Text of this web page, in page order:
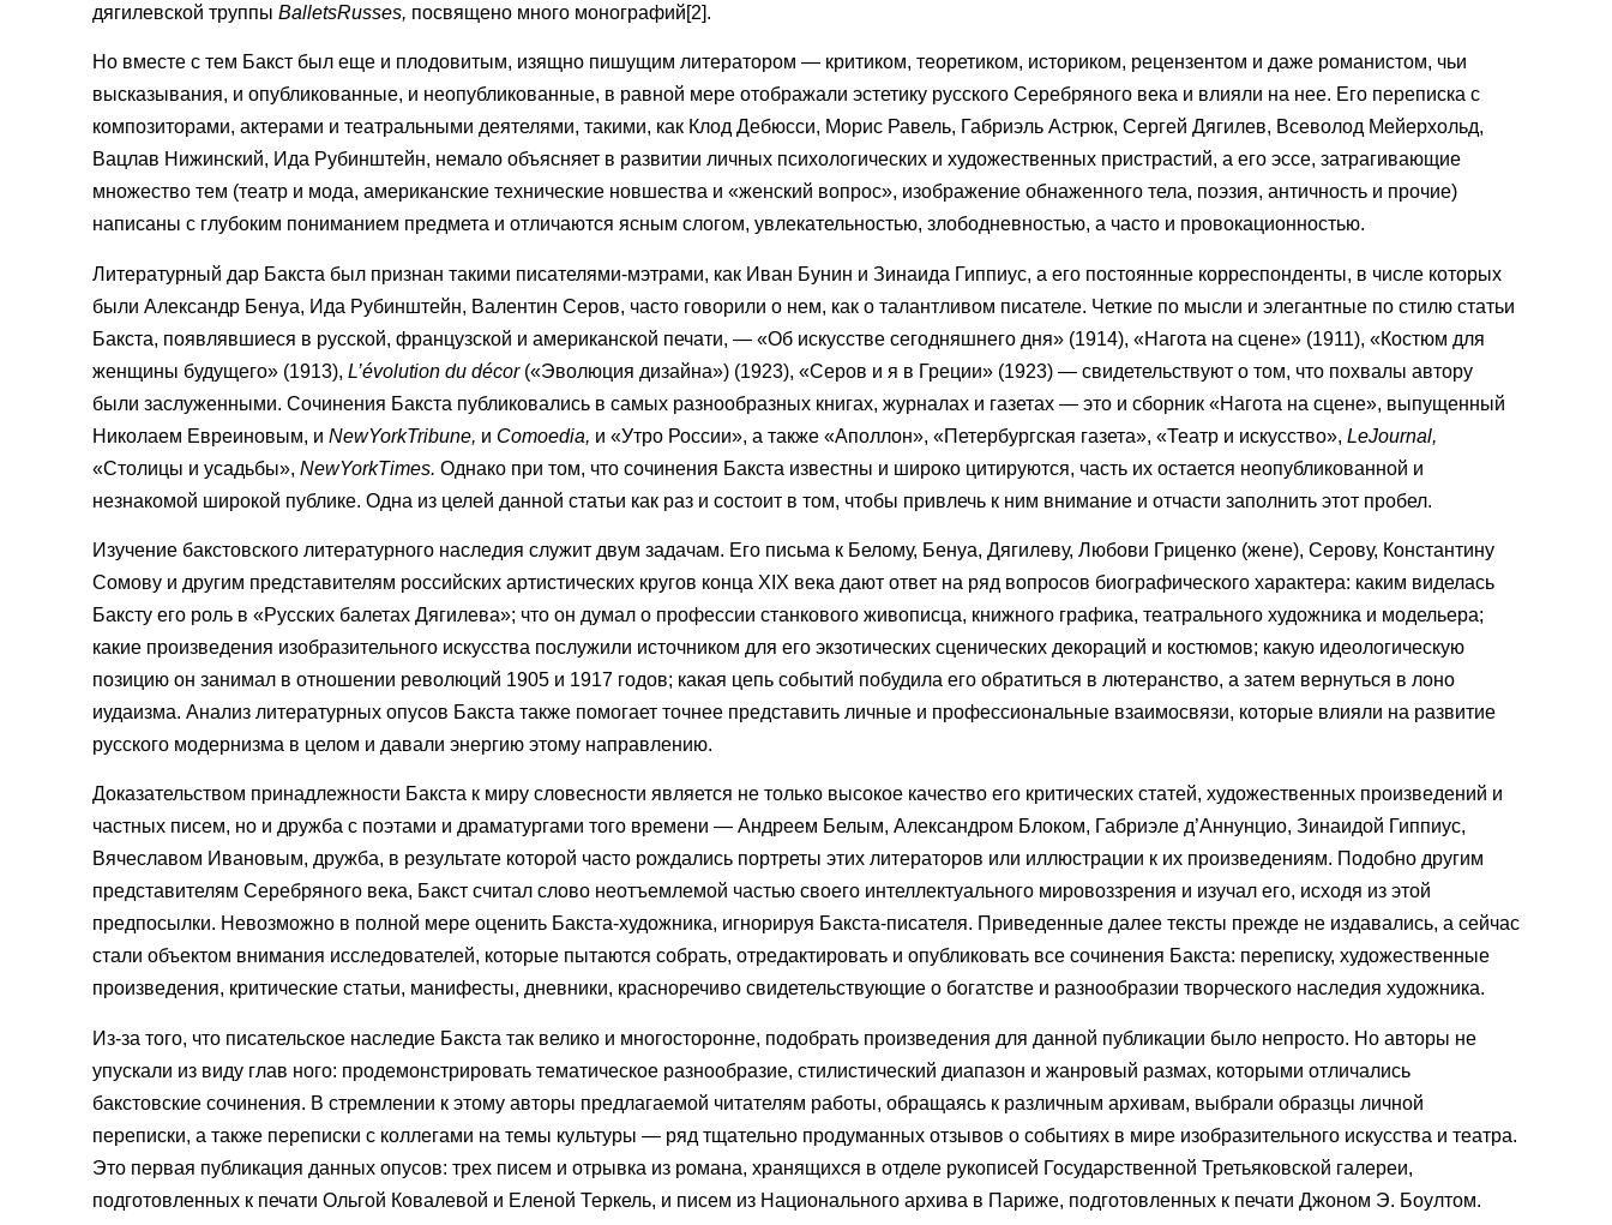
дягилевской труппы BalletsRusses, посвящено много монографий[2].
Но вместе с тем Бакст был еще и плодовитым, изящно пишущим литератором — критиком, теоретиком, историком, рецензентом и даже романистом, чьи
высказывания, и опубликованные, и неопубликованные, в равной мере отображали эстетику русского Серебряного века и влияли на нее. Его переписка с
композиторами, актерами и театральными деятелями, такими, как Клод Дебюсси, Морис Равель, Габриэль Астрюк, Сергей Дягилев, Всеволод Мейерхольд,
Вацлав Нижинский, Ида Рубинштейн, немало объясняет в развитии личных психологических и художественных пристрастий, а его эссе, затрагивающие
множество тем (театр и мода, американские технические новшества и «женский вопрос», изображение обнаженного тела, поэзия, античность и прочие)
написаны с глубоким пониманием предмета и отличаются ясным слогом, увлекательностью, злободневностью, а часто и провокационностью.
Литературный дар Бакста был признан такими писателями-мэтрами, как Иван Бунин и Зинаида Гиппиус, а его постоянные корреспонденты, в числе которых
были Александр Бенуа, Ида Рубинштейн, Валентин Серов, часто говорили о нем, как о талантливом писателе. Четкие по мысли и элегантные по стилю статьи
Бакста, появлявшиеся в русской, французской и американской печати, — «Об искусстве сегодняшнего дня» (1914), «Нагота на сцене» (1911), «Костюм для
женщины будущего» (1913), L’évolution du décor («Эволюция дизайна») (1923), «Серов и я в Греции» (1923) — свидетельствуют о том, что похвалы автору
были заслуженными. Сочинения Бакста публиковались в самых разнообразных книгах, журналах и газетах — это и сборник «Нагота на сцене», выпущенный
Николаем Евреиновым, и NewYorkTribune, и Comoedia, и «Утро России», а также «Аполлон», «Петербургская газета», «Театр и искусство», LeJournal,
«Столицы и усадьбы», NewYorkTimes. Однако при том, что сочинения Бакста известны и широко цитируются, часть их остается неопубликованной и
незнакомой широкой публике. Одна из целей данной статьи как раз и состоит в том, чтобы привлечь к ним внимание и отчасти заполнить этот пробел.
Изучение бакстовского литературного наследия служит двум задачам. Его письма к Белому, Бенуа, Дягилеву, Любови Гриценко (жене), Серову, Константину
Сомову и другим представителям российских артистических кругов конца XIX века дают ответ на ряд вопросов биографического характера: каким виделась
Баксту его роль в «Русских балетах Дягилева»; что он думал о профессии станкового живописца, книжного графика, театрального художника и модельера;
какие произведения изобразительного искусства послужили источником для его экзотических сценических декораций и костюмов; какую идеологическую
позицию он занимал в отношении революций 1905 и 1917 годов; какая цепь событий побудила его обратиться в лютеранство, а затем вернуться в лоно
иудаизма. Анализ литературных опусов Бакста также помогает точнее представить личные и профессиональные взаимосвязи, которые влияли на развитие
русского модернизма в целом и давали энергию этому направлению.
Доказательством принадлежности Бакста к миру словесности является не только высокое качество его критических статей, художественных произведений и
частных писем, но и дружба с поэтами и драматургами того времени — Андреем Белым, Александром Блоком, Габриэле д’Аннунцио, Зинаидой Гиппиус,
Вячеславом Ивановым, дружба, в результате которой часто рождались портреты этих литераторов или иллюстрации к их произведениям. Подобно другим
представителям Серебряного века, Бакст считал слово неотъемлемой частью своего интеллектуального мировоззрения и изучал его, исходя из этой
предпосылки. Невозможно в полной мере оценить Бакста-художника, игнорируя Бакста-писателя. Приведенные далее тексты прежде не издавались, а сейчас
стали объектом внимания исследователей, которые пытаются собрать, отредактировать и опубликовать все сочинения Бакста: переписку, художественные
произведения, критические статьи, манифесты, дневники, красноречиво свидетельствующие о богатстве и разнообразии творческого наследия художника.
Из-за того, что писательское наследие Бакста так велико и многосторонне, подобрать произведения для данной публикации было непросто. Но авторы не
упускали из виду глав ного: продемонстрировать тематическое разнообразие, стилистический диапазон и жанровый размах, которыми отличались
бакстовские сочинения. В стремлении к этому авторы предлагаемой читателям работы, обращаясь к различным архивам, выбрали образцы личной
переписки, а также переписки с коллегами на темы культуры — ряд тщательно продуманных отзывов о событиях в мире изобразительного искусства и театра.
Это первая публикация данных опусов: трех писем и отрывка из романа, хранящихся в отделе рукописей Государственной Третьяковской галереи,
подготовленных к печати Ольгой Ковалевой и Еленой Теркель, и писем из Национального архива в Париже, подготовленных к печати Джоном Э. Боултом.